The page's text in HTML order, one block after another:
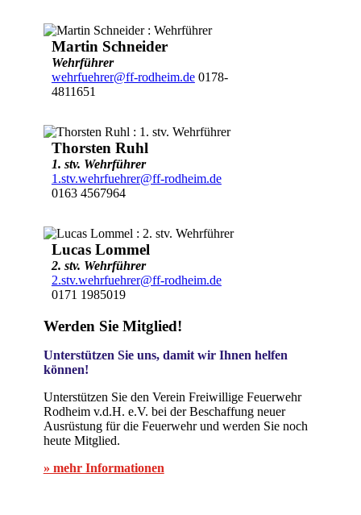
Martin Schneider
Wehrführer
wehrfuehrer@ff-rodheim.de0178-
4811651
Thorsten Ruhl
1. stv. Wehrführer
1.stv.wehrfuehrer@ff-rodheim.de
0163 4567964
Lucas Lommel
2. stv. Wehrführer
2.stv.wehrfuehrer@ff-rodheim.de
0171 1985019
Werden Sie Mitglied!
Unterstützen Sie uns, damit wir Ihnen helfen
können!
Unterstützen Sie den Verein Freiwillige Feuerwehr
Rodheim v.d.H. e.V. bei der Beschaffung neuer
Ausrüstung für die Feuerwehr und werden Sie noch
heute Mitglied.
» mehr Informationen